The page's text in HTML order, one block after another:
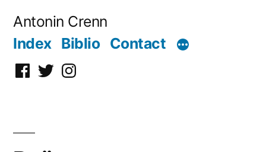
Antonin Crenn
Index Biblio Contact
Facebook
TwitterInstagram